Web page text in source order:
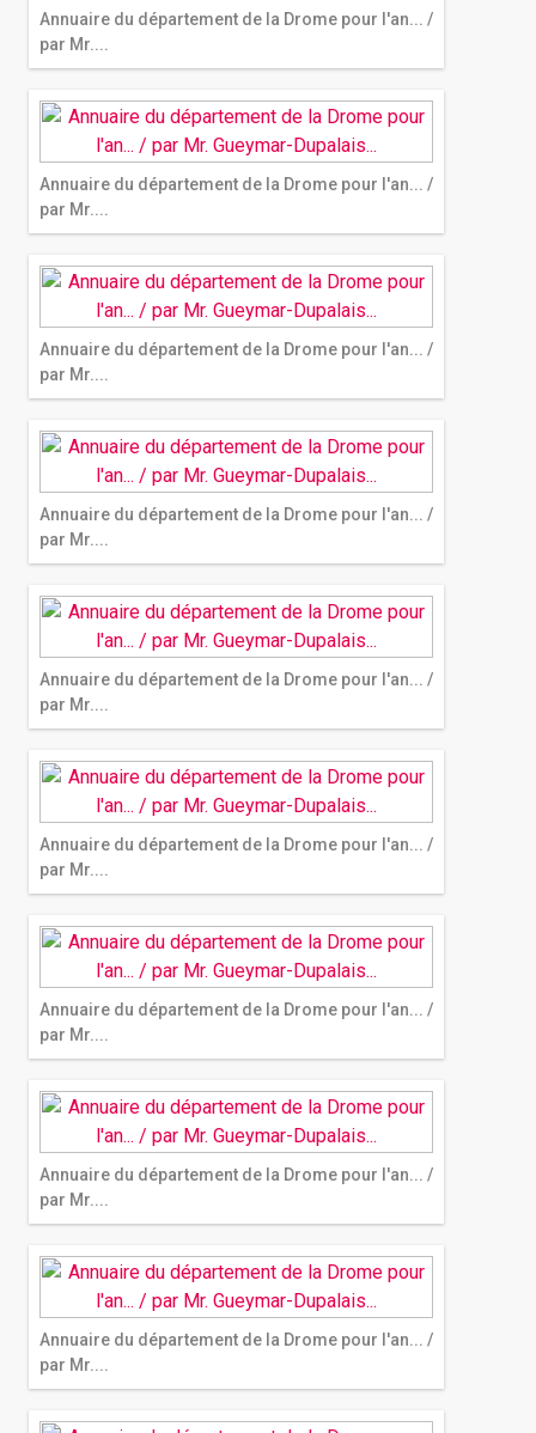
Annuaire du département de la Drome pour l'an... /
par Mr....
Annuaire du département de la Drome pour l'an... /
par Mr....
Annuaire du département de la Drome pour l'an... /
par Mr....
Annuaire du département de la Drome pour l'an... /
par Mr....
Annuaire du département de la Drome pour l'an... /
par Mr....
Annuaire du département de la Drome pour l'an... /
par Mr....
Annuaire du département de la Drome pour l'an... /
par Mr....
Annuaire du département de la Drome pour l'an... /
par Mr....
Annuaire du département de la Drome pour l'an... /
par Mr....